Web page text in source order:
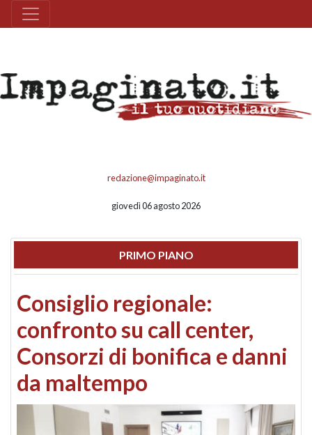
redazione@impaginato.it
giovedì 06 agosto 2026
PRIMO PIANO
Consiglio regionale:
confronto su call center,
Consorzi di bonifica e danni
da maltempo